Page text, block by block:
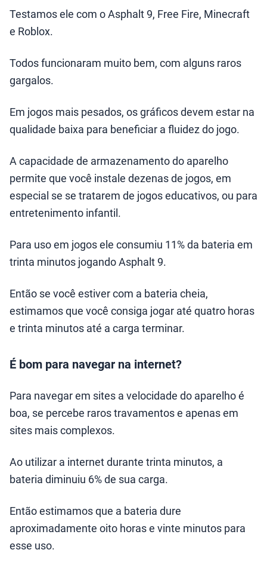
Testamos ele com o Asphalt 9, Free Fire, Minecraft
e Roblox.
Todos funcionaram muito bem, com alguns raros
gargalos.
Em jogos mais pesados, os gráficos devem estar na
qualidade baixa para beneficiar a fluidez do jogo.
A capacidade de armazenamento do aparelho
permite que você instale dezenas de jogos, em
especial se se tratarem de jogos educativos, ou para
entretenimento infantil.
Para uso em jogos ele consumiu 11% da bateria em
trinta minutos jogando Asphalt 9.
Então se você estiver com a bateria cheia,
estimamos que você consiga jogar até quatro horas
e trinta minutos até a carga terminar.
É bom para navegar na internet?
Para navegar em sites a velocidade do aparelho é
boa, se percebe raros travamentos e apenas em
sites mais complexos.
Ao utilizar a internet durante trinta minutos, a
bateria diminuiu 6% de sua carga.
Então estimamos que a bateria dure
aproximadamente oito horas e vinte minutos para
esse uso.